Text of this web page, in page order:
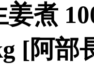
煮
[阿部